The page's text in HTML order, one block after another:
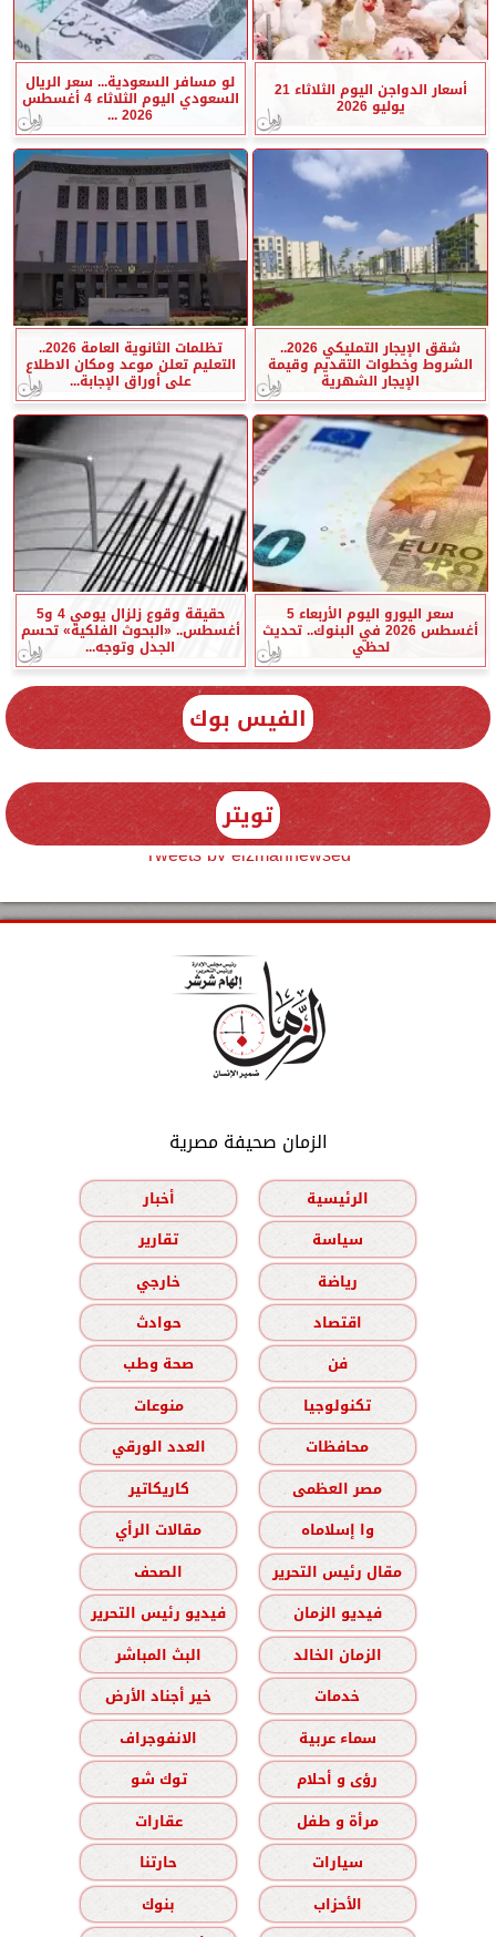
أسعار الدواجن اليوم الثلاثاء 21
يوليو 2026
لو مسافر السعودية... سعر الريال
السعودي اليوم الثلاثاء 4 أغسطس
2026 ...
شقق الإيجار التمليكي 2026..
الشروط وخطوات التقديم وقيمة
الإيجار الشهرية
تظلمات الثانوية العامة 2026..
التعليم تعلن موعد ومكان الاطلاع
على أوراق الإجابة...
سعر اليورو اليوم الأربعاء 5
أغسطس 2026 في البنوك.. تحديث
لحظي
حقيقة وقوع زلزال يومي 4 و5
أغسطس.. «البحوث الفلكية» تحسم
الجدل وتوجه...
الفيس بوك
تويتر
Tweets by elzmannewseg
الزمان صحيفة مصرية
الرئيسية
أخبار
سياسة
تقارير
رياضة
خارجي
اقتصاد
حوادث
فن
صحة وطب
تكنولوجيا
منوعات
محافظات
العدد الورقي
مصر العظمى
كاريكاتير
وا إسلاماه
مقالات الرأي
مقال رئيس التحرير
الصحف
فيديو الزمان
فيديو رئيس التحرير
الزمان الخالد
البث المباشر
خدمات
خير أجناد الأرض
سماء عربية
الانفوجراف
رؤى و أحلام
توك شو
مرأة و طفل
عقارات
سيارات
حارتنا
الأحزاب
بنوك